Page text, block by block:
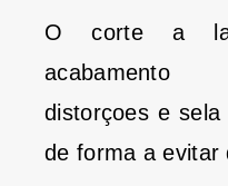
O corte a
acabamento
distorçoes e
de forma a evitar